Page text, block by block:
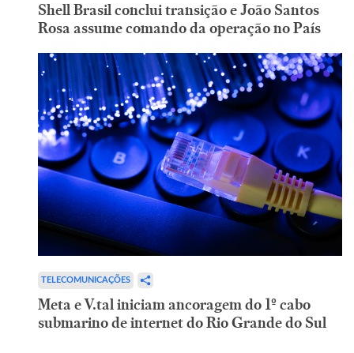
Shell Brasil conclui transição e João Santos
Rosa assume comando da operação no País
TELECOMUNICAÇÕES
Meta e V.tal iniciam ancoragem do 1º cabo
submarino de internet do Rio Grande do Sul